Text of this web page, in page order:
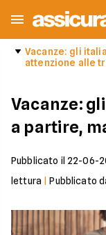
Vacanze: gli
attenzione alle
Vacanze:
a partire,
Pubblicato il 22-06-
lettura |Pubblicato